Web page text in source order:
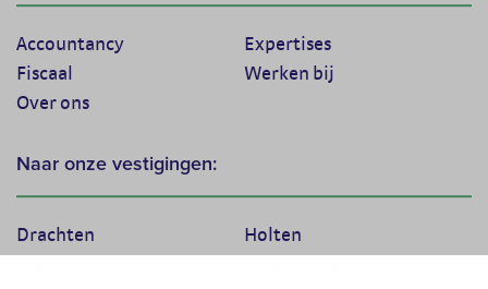
Accountancy
Expertises
Fiscaal
Werken bij
Over ons
Naar onze vestigingen:
Drachten
Holten